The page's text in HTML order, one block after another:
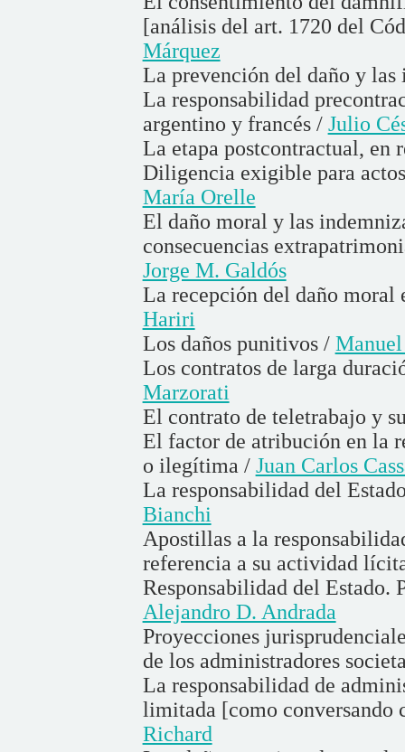
[análisis del art. 1720 del
Márquez
La prevención del daño y
La responsabilidad
argentino y francés / Julio
La etapa postcontractual, en
Diligencia exigible para
María Orelle
El daño moral y las
consecuencias
Jorge M. Galdós
La recepción del daño
Hariri
Los daños punitivos /
Los contratos de larga
Marzorati
El contrato de teletrabajo y
El factor de atribución en la
o ilegítima / Juan Carlos
La responsabilidad del
Bianchi
Apostillas a la
referencia a su actividad
Responsabilidad del Estado.
Alejandro D. Andrada
Proyecciones
de los administradores
La responsabilidad de
limitada [como
Richard